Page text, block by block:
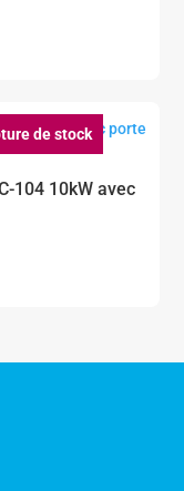
de stock
104 10kW avec